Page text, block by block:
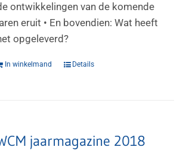
ontwikkelingen van de komende
eruit • En bovendien: Wat heeft
opgeleverd?
In winkelmand Details
jaarmagazine 2018